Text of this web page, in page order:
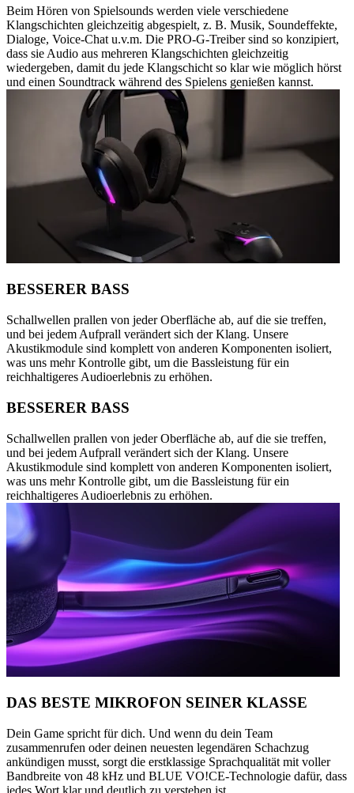
Beim Hören von Spielsounds werden viele verschiedene
Klangschichten gleichzeitig abgespielt, z. B. Musik, Soundeffekte,
Dialoge, Voice-Chat u.v.m. Die PRO-G-Treiber sind so konzipiert,
dass sie Audio aus mehreren Klangschichten gleichzeitig
wiedergeben, damit du jede Klangschicht so klar wie möglich hörst
und einen Soundtrack während des Spielens genießen kannst.
BESSERER BASS
Schallwellen prallen von jeder Oberfläche ab, auf die sie treffen,
und bei jedem Aufprall verändert sich der Klang. Unsere
Akustikmodule sind komplett von anderen Komponenten isoliert,
was uns mehr Kontrolle gibt, um die Bassleistung für ein
reichhaltigeres Audioerlebnis zu erhöhen.
BESSERER BASS
Schallwellen prallen von jeder Oberfläche ab, auf die sie treffen,
und bei jedem Aufprall verändert sich der Klang. Unsere
Akustikmodule sind komplett von anderen Komponenten isoliert,
was uns mehr Kontrolle gibt, um die Bassleistung für ein
reichhaltigeres Audioerlebnis zu erhöhen.
DAS BESTE MIKROFON SEINER KLASSE
Dein Game spricht für dich. Und wenn du dein Team
zusammenrufen oder deinen neuesten legendären Schachzug
ankündigen musst, sorgt die erstklassige Sprachqualität mit voller
Bandbreite von 48 kHz und BLUE VO!CE-Technologie dafür, dass
jedes Wort klar und deutlich zu verstehen ist.